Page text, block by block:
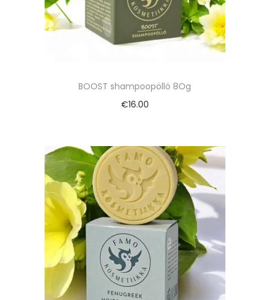
BOOST shampoopöllö 8Og
€16.00